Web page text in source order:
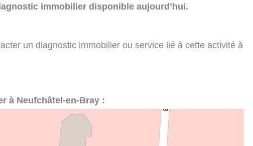
immobilier disponible aujourd’hui.
un diagnostic immobilier ou service lié à cette activité à
à Neufchâtel-en-Bray :